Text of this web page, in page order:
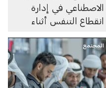
الاصطناعي في إدارة
انقطاع التنفس أثناء
المجتمع